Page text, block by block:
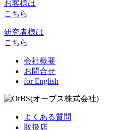
お客様は
こちら
研究者様は
こちら
会社概要
お問合せ
for English
よくある質問
取扱店